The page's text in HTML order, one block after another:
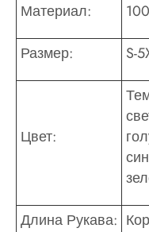
Материал:
Размер: S-
Цвет:
Длина Рукава: